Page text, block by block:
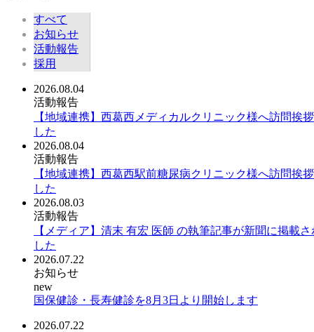
すべて
お知らせ
活動報告
採用
2026.08.04
活動報告
【地域連携】西葛西メディカルクリニック様へ訪問挨
した
2026.08.04
活動報告
【地域連携】西葛西駅前糖尿病クリニック様へ訪問挨
した
2026.08.03
活動報告
【メディア】清末 有宏 医師 の執筆記事が新聞に掲載さ
した
2026.07.22
お知らせ
new
国保健診・長寿健診を8月3日より開始します
2026.07.22